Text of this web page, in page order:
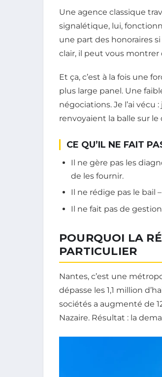
Une agence classique
signalétique, lui,
une part des honoraires
clair, il peut vous montrer
Et ça, c’est à la fois une
plus large panel. Une
négociations. Je l’ai vécu
renvoyaient la balle sur
CE QU’IL NE FAIT
Il ne gère pas les
de les fournir.
Il ne rédige pas le bail
Il ne fait pas de
POURQUOI LA
PARTICULIER
Nantes, c’est une
dépasse les 1,1 million
sociétés a augmenté de
Nazaire. Résultat : la